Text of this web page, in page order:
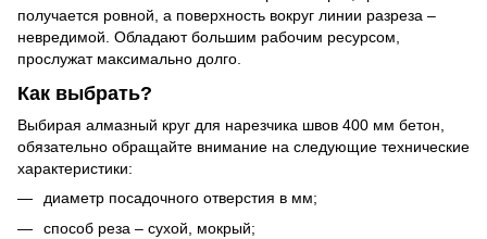
получается ровной, а поверхность вокруг линии разреза –
невредимой. Обладают большим рабочим ресурсом,
прослужат максимально долго.
Как выбрать?
Выбирая алмазный круг для нарезчика швов 400 мм бетон,
обязательно обращайте внимание на следующие технические
характеристики:
диаметр посадочного отверстия в мм;
способ реза – сухой, мокрый;